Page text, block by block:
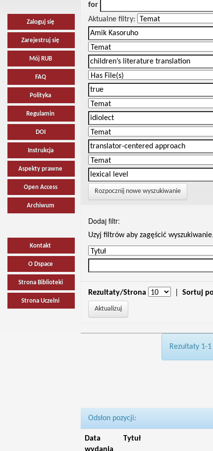
Zaloguj się
Zarejestruj się
Mój RUB
FAQ
Polityka
Regulamin
DOI
Instrukcja
Aspekty prawne
Open Access
Archiwum
Kontakt
O Dspace
Strona Biblioteki
Strona Uczelni
for
Aktualne filtry:
Rozpocznij nowe wyszukiwanie
Dodaj filtr:
Uzyj filtrów aby zagęścić wyszukiwanie.
Rezultaty/Strona Sortuj
Rezultaty 1-
Odsłon pozycji:
Data
Tytuł